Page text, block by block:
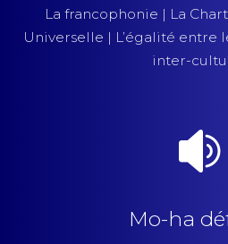
La francophonie | La
Universelle | L’égalité entre
inter-
Mo-ha